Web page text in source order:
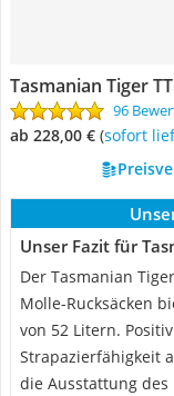
Tasmanian Tiger
96
ab 228,00 € ( Sofort
Unser Fazit für
Der Tasmanian
Molle-Rucksäcken
von 52 Litern.
Strapazierfähigkeit
die Ausstattung des